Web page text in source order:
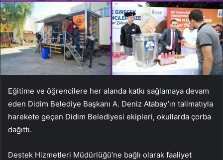
Eğitime ve öğrencilere her alanda katkı sağlamaya devam
eden Didim Belediye Başkanı A. Deniz Atabay’ın talimatıyla
harekete geçen Didim Belediyesi ekipleri, okullarda çorba
dağıttı.
Destek Hizmetleri Müdürlüğü’ne bağlı olarak faaliyet